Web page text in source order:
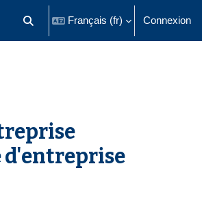
Activer/désactiver la saisie de
Français ‎(fr)‎ Connexion
d'entreprise